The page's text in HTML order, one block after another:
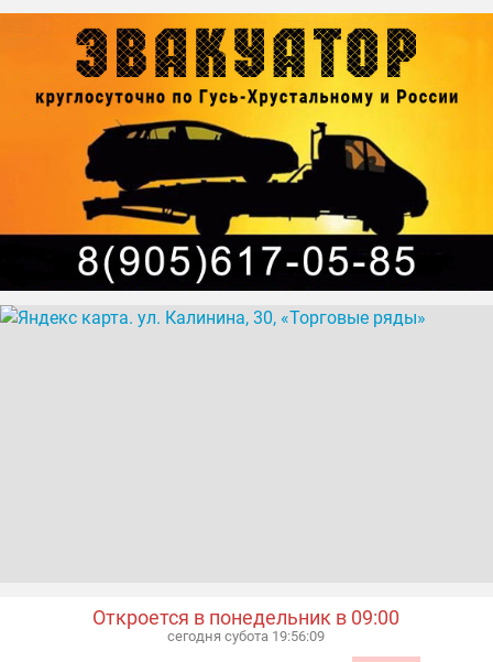
Откроется в понедельник в 09:00
сегодня субота 19:56:09